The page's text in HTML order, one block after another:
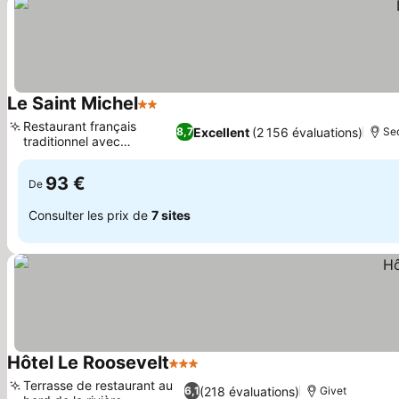
Le Saint Michel2 Étoiles
8,7Excellent (2 156 évaluations)
Restaurant français
traditionnel avec
cheminée
De 93 €
Consulter les prix de 7 sites
Hôtel Le Roosevelt3 Étoiles
6,1(218 évaluations)
Terrasse de restaurant au
Givet